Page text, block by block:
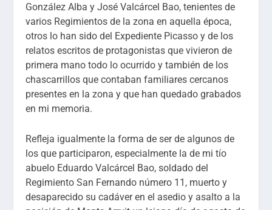
González Alba y José Valcárcel Bao, tenientes de
varios Regimientos de la zona en aquella época,
otros lo han sido del Expediente Picasso y de los
relatos escritos de protagonistas que vivieron de
primera mano todo lo ocurrido y también de los
chascarrillos que contaban familiares cercanos
presentes en la zona y que han quedado grabados
en mi memoria.
Refleja igualmente la forma de ser de algunos de
los que participaron, especialmente la de mi tío
abuelo Eduardo Valcárcel Bao, soldado del
Regimiento San Fernando número 11, muerto y
desaparecido su cadáver en el asedio y asalto a la